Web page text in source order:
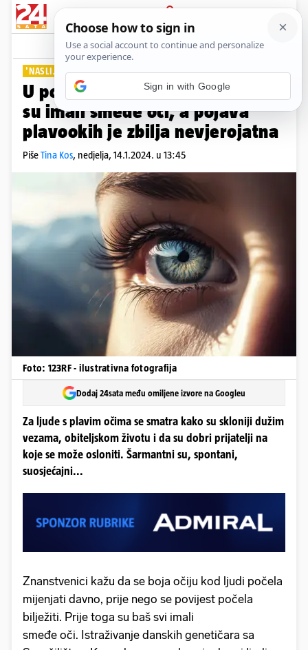
PRIJAVA
Lifestyle Komentari
'NASLIJEDILI SU ISTI PREKIDAČ'
U početku nastanka svijeta ljudi
su imali smeđe oči, a pojava
plavookih je zbilja nevjerojatna
PišeTina Kos, nedjelja, 14.1.2024. u 13:45
Foto: 123RF - ilustrativna fotografija
Dodaj 24sata među omiljene izvore na Googleu
Za ljude s plavim očima se smatra kako su skloniji dužim
vezama, obiteljskom životu i da su dobri prijatelji na
koje se može osloniti. Šarmantni su, spontani,
suosjećajni...
Znanstvenici kažu da se boja očiju kod ljudi počela
mijenjati davno, prije nego se povijest počela
bilježiti. Prije toga su baš svi imali
smeđe oči. Istraživanje danskih genetičara sa